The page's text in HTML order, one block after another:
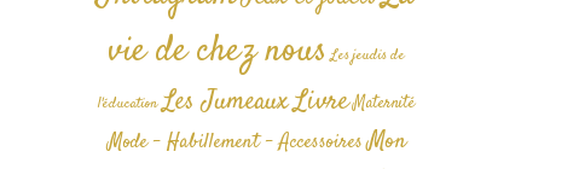
vie de chez nous Les jeudis de
l'éducation Les JumeauxLivre Maternité
Mode - Habillement - AccessoiresMon